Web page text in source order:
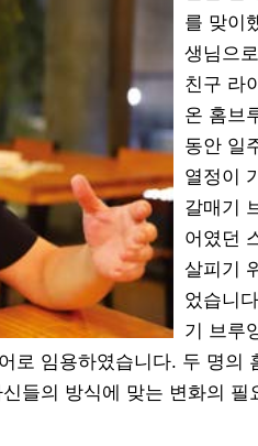
를 맞이
생님으
친구 라
온 홈브
동안 일
열정이
갈매기
어였던
살피기
었습니
기 브루
로 임용하였습니다. 두 명의
들의 방식에 맞는 변화의